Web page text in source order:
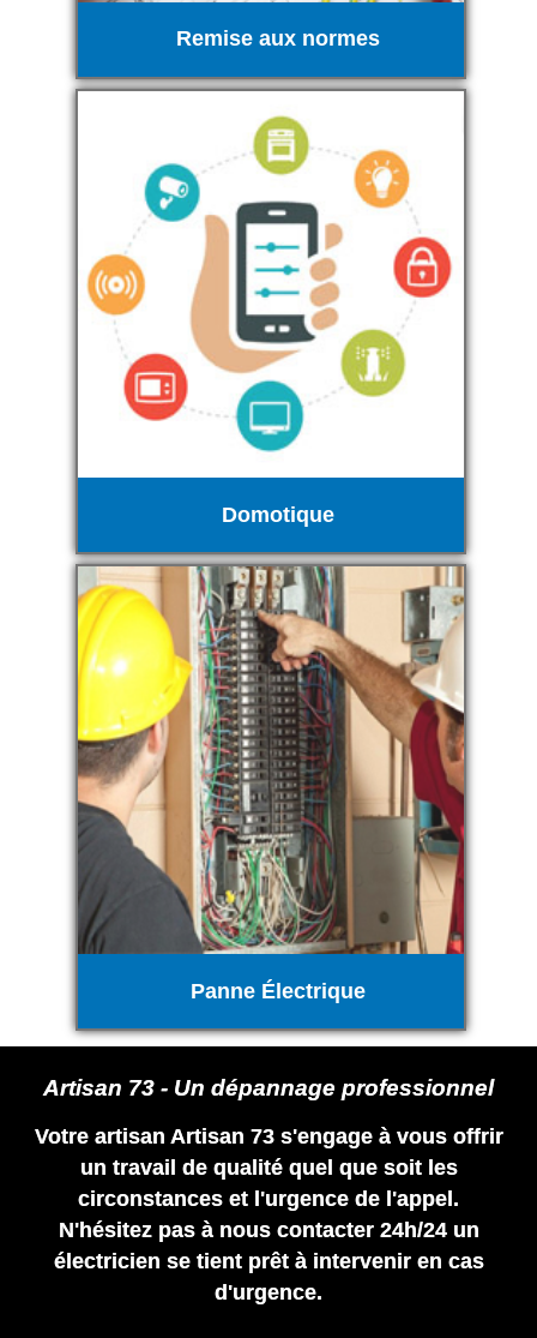
Remise aux normes
Domotique
Panne Électrique
Artisan 73 - Un dépannage professionnel
Votre artisan Artisan 73 s'engage à vous offrir
un travail de qualité quel que soit les
circonstances et l'urgence de l'appel.
N'hésitez pas à nous contacter 24h/24 un
électricien se tient prêt à intervenir en cas
d'urgence.